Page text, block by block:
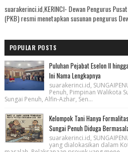
suarakerinci.id,KERINCI- Dewan Pengurus
(PKB) resmi menetapkan susunan pengurus
POPULAR POSTS
Puluhan Pejabat Eselon II
Ini Nama Lengkapnya
suarakerinci.id,
Penuh, Pimpinan Walikota
Sungai Penuh, Alfin-Azhar, Sen...
Kelompok Tani Hanya
Sungai Penuh Diduga
suarakerinci.id,
yang dialokasikan dalam